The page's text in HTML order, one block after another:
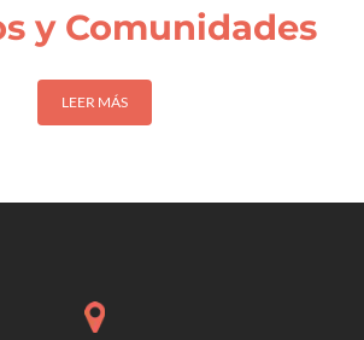
y Comunidades
LEER MÁS